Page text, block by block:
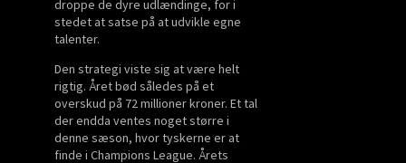
droppe de dyre udlændinge, for i
stedet at satse på at udvikle egne
talenter.
Den strategi viste sig at være helt
rigtig. Året bød således på et
overskud på 72 millioner kroner. Et tal
der endda ventes noget større i
denne sæson, hvor tyskerne er at
finde i Champions League. Årets